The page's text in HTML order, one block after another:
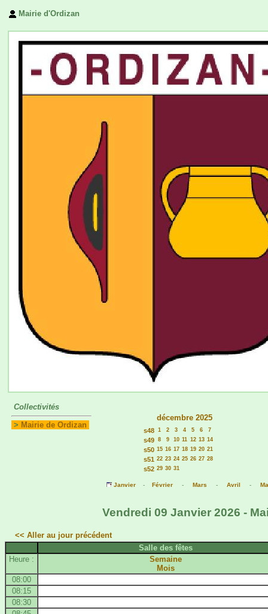
Mairie d'Ordizan
Collectivités
> Mairie de Ordizan
décembre 2025
s48 1 2 3 4 5 6 7
s49 8 9 10 11 12 13 14
s50 15 16 17 18 19 20 21
s51 22 23 24 25 26 27 28
s52 29 30 31
Janvier - Février - Mars - Avril -
Vendredi 09 Janvier 2026 -
<< Aller au jour précédent
Salle des fêtes
Heure :
Semaine
Mois
08:00
08:15
08:30